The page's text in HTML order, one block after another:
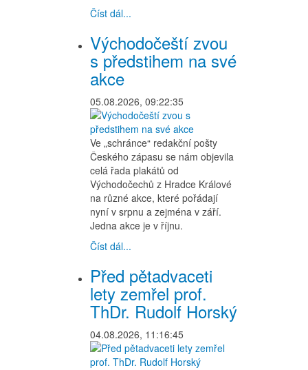
Číst dál...
Východočeští zvou
s předstihem na své
akce
05.08.2026, 09:22:35
Ve „schránce“ redakční pošty
Českého zápasu se nám objevila
celá řada plakátů od
Východočechů z Hradce Králové
na různé akce, které pořádají
nyní v srpnu a zejména v září.
Jedna akce je v říjnu.
Číst dál...
Před pětadvaceti
lety zemřel prof.
ThDr. Rudolf Horský
04.08.2026, 11:16:45